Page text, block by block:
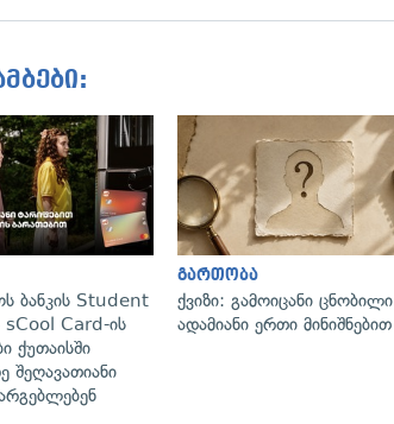
ბანკის Student
sCool Card-ის
ქუთაისში
შეღავათიანი
გართობა
ქვიზი: გამოიცანი ცნობილი
ადამიანი ერთი მინიშნებით